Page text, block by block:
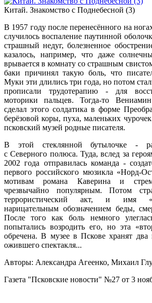
Китай. Знакомство с Поднебесной (3)
В 1957 году после перенесённого на
случилось воспаление паутинной
страшный недуг, болезнен­ное
казалось, напри­мер, что даже
врывается в комнату со страшным
баки причинял такую боль, что
Муки эти длились три года, но потом
прописали трудотерапию - для
моторики пальцев. Тогда-то
сделал этого солдати­ка в форме
берёзовой коры, пуха, маленьких
псковский музей родные писателя.
В этой стеклянной бутылочке -
с Северного полюса. Туда, вслед за
2002 года отправилась команда -
первого российского мюзик­ла «Норд-
мотивам романа Каверина и
чрезвычайно популярным. Потом
террористический акт, и имя
нарицательным обозна­чением беды,
По­сле того как боль немного
попытались возродить его, но эта
обречена. В музее в Пскове хранят
ожив­шего спектакля...
Авторы: Александра Агеенко, Михаил
Газета "Псковские новости" №27 от 3